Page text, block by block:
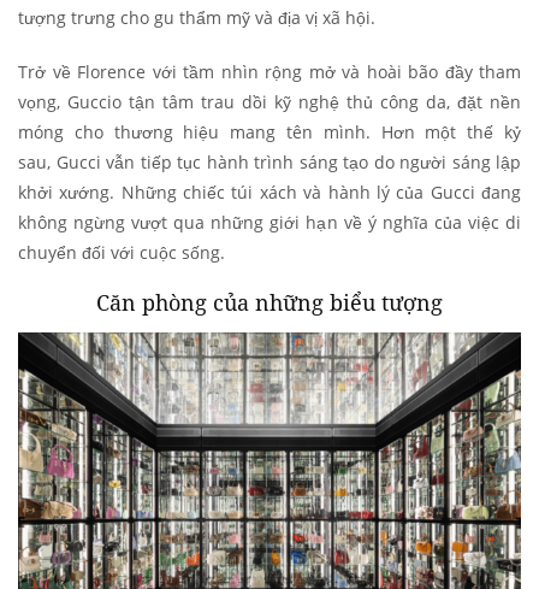
tượng trưng cho gu thẩm mỹ và địa vị xã hội.
Trở về Florence với tầm nhìn rộng mở và hoài bão đầy tham
vọng, Guccio tận tâm trau dồi kỹ nghệ thủ công da, đặt nền
móng cho thương hiệu mang tên mình. Hơn một thế kỷ
sau, Gucci vẫn tiếp tục hành trình sáng tạo do người sáng lập
khởi xướng. Những chiếc túi xách và hành lý của Gucci đang
không ngừng vượt qua những giới hạn về ý nghĩa của việc di
chuyển đối với cuộc sống.
Căn phòng của những biểu tượng